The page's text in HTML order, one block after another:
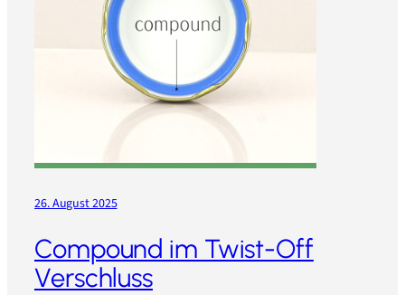
26. August 2025
Compound im Twist-Off
Verschluss